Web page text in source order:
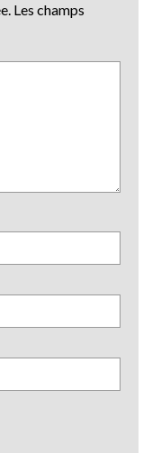
Les champs